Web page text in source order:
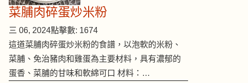
菜脯肉碎蛋炒米粉
三 06, 2024點擊數: 1674
這道菜脯肉碎蛋炒米粉的食譜，以泡軟的米粉、
菜脯、免治豬肉和雞蛋為主要材料，具有濃郁的
蛋香、菜脯的甘味和軟綿可口 材料：…